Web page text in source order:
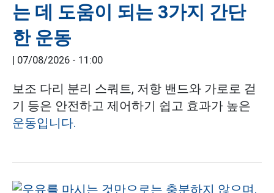
는 데 도움이 되는 3가지 간단
한 운동
| 07/08/2026 - 11:00
보조 다리 분리 스쿼트, 저항 밴드와 가로로 걷
기 등은 안전하고 제어하기 쉽고 효과가 높은
운동입니다.